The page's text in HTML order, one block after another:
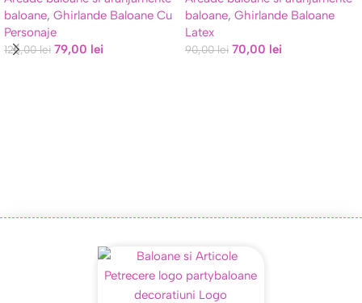
baloane, Ghirlande Baloane Cu
Personaje
125,00lei 79,00 lei
baloane, Ghirlande Baloane
Latex
90,00lei 70,00 lei